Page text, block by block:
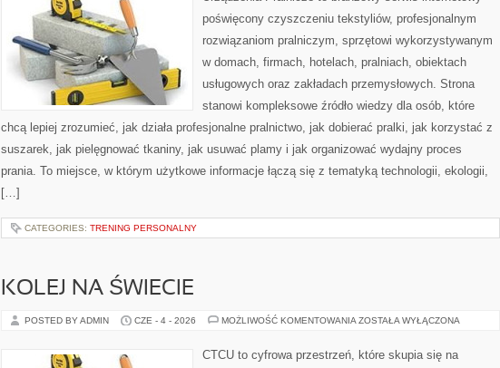
poświęcony czyszczeniu tekstyliów, profesjonalnym
rozwiązaniom pralniczym, sprzętowi wykorzystywanym
w domach, firmach, hotelach, pralniach, obiektach
usługowych oraz zakładach przemysłowych. Strona
stanowi kompleksowe źródło wiedzy dla osób, które
chcą lepiej zrozumieć, jak działa profesjonalne pralnictwo, jak dobierać pralki, jak korzystać z
suszarek, jak pielęgnować tkaniny, jak usuwać plamy i jak organizować wydajny proces
prania. To miejsce, w którym użytkowe informacje łączą się z tematyką technologii, ekologii,
[…]
CATEGORIES: TRENING PERSONALNY
KOLEJ NA ŚWIECIE
POSTED BY ADMIN CZE - 4 - 2026 MOŻLIWOŚĆ KOMENTOWANIA KOLEJ
ZOSTAŁA WYŁĄCZONA
CTCU to cyfrowa przestrzeń, które skupia się na